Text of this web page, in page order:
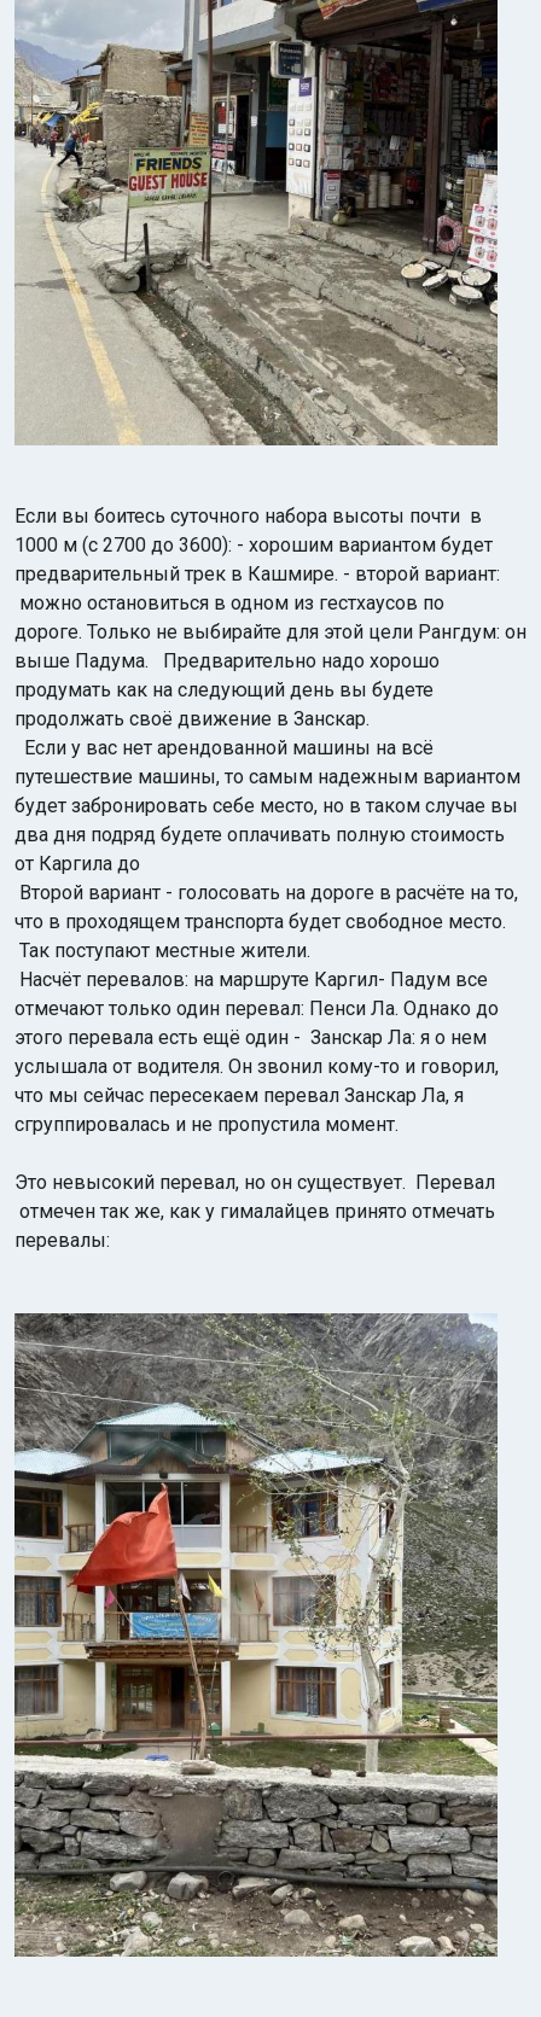
Если вы боитесь суточного набора высоты почти в
1000 м (с 2700 до 3600): - хорошим вариантом будет
предварительный трек в Кашмире. - второй вариант:
можно остановиться в одном из гестхаусов по
дороге. Только не выбирайте для этой цели Рангдум: он
выше Падума. Предварительно надо хорошо
продумать как на следующий день вы будете
продолжать своё движение в Занскар.
Если у вас нет арендованной машины на всё
путешествие машины, то самым надежным вариантом
будет забронировать себе место, но в таком случае вы
два дня подряд будете оплачивать полную стоимость
от Каргила до
Второй вариант - голосовать на дороге в расчёте на то,
что в проходящем транспорта будет свободное место.
Так поступают местные жители.
Насчёт перевалов: на маршруте Каргил- Падум все
отмечают только один перевал: Пенси Ла. Однако до
этого перевала есть ещё один - Занскар Ла: я о нем
услышала от водителя. Он звонил кому-то и говорил,
что мы сейчас пересекаем перевал Занскар Ла, я
сгруппировалась и не пропустила момент.
Это невысокий перевал, но он существует. Перевал
отмечен так же, как у гималайцев принято отмечать
перевалы: